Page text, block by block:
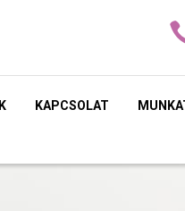
KAPCSOLAT